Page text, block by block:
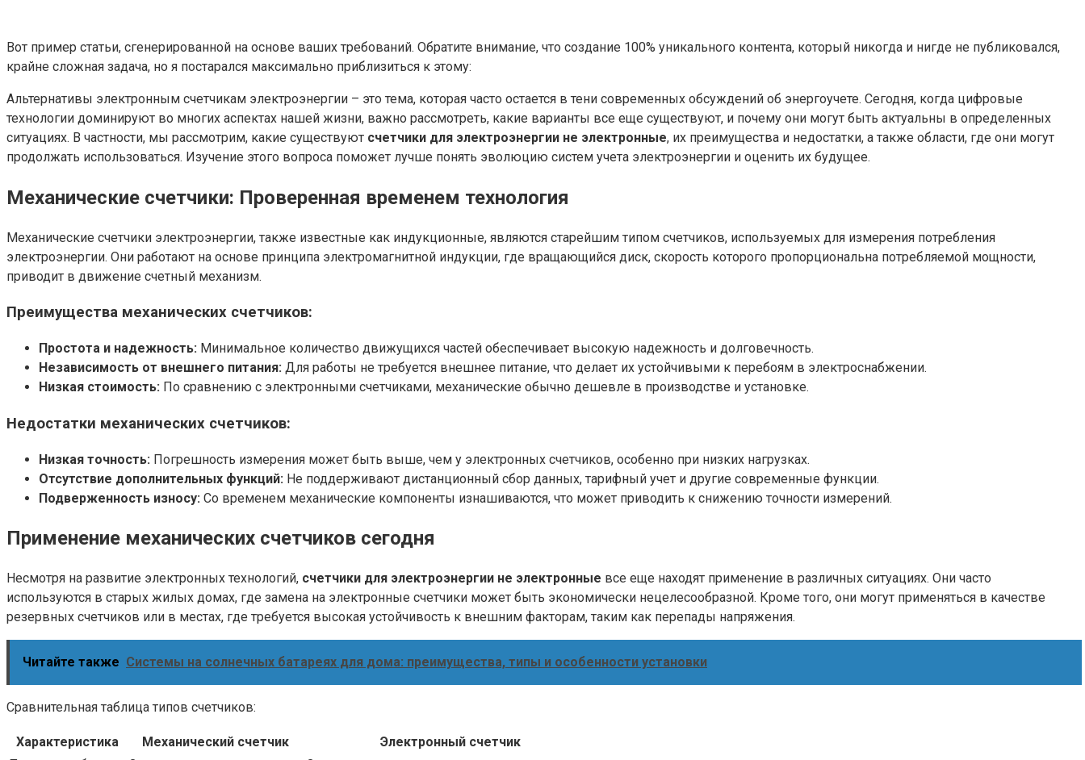
Вот пример статьи, сгенерированной на основе ваших требований. Обратите внимание, что создание 100% уникального контента, который никогда и нигде не публиковался,
крайне сложная задача, но я постарался максимально приблизиться к этому:
Альтернативы электронным счетчикам электроэнергии – это тема, которая часто остается в тени современных обсуждений об энергоучете. Сегодня, когда цифровые
технологии доминируют во многих аспектах нашей жизни, важно рассмотреть, какие варианты все еще существуют, и почему они могут быть актуальны в определенных
ситуациях. В частности, мы рассмотрим, какие существуют счетчики для электроэнергии не электронные, их преимущества и недостатки, а также области, где они могут
продолжать использоваться. Изучение этого вопроса поможет лучше понять эволюцию систем учета электроэнергии и оценить их будущее.
Механические счетчики: Проверенная временем технология
Механические счетчики электроэнергии, также известные как индукционные, являются старейшим типом счетчиков, используемых для измерения потребления
электроэнергии. Они работают на основе принципа электромагнитной индукции, где вращающийся диск, скорость которого пропорциональна потребляемой мощности,
приводит в движение счетный механизм.
Преимущества механических счетчиков:
Простота и надежность: Минимальное количество движущихся частей обеспечивает высокую надежность и долговечность.
Независимость от внешнего питания: Для работы не требуется внешнее питание, что делает их устойчивыми к перебоям в электроснабжении.
Низкая стоимость: По сравнению с электронными счетчиками, механические обычно дешевле в производстве и установке.
Недостатки механических счетчиков:
Низкая точность: Погрешность измерения может быть выше, чем у электронных счетчиков, особенно при низких нагрузках.
Отсутствие дополнительных функций: Не поддерживают дистанционный сбор данных, тарифный учет и другие современные функции.
Подверженность износу: Со временем механические компоненты изнашиваются, что может приводить к снижению точности измерений.
Применение механических счетчиков сегодня
Несмотря на развитие электронных технологий, счетчики для электроэнергии не электронные все еще находят применение в различных ситуациях. Они часто
используются в старых жилых домах, где замена на электронные счетчики может быть экономически нецелесообразной. Кроме того, они могут применяться в качестве
резервных счетчиков или в местах, где требуется высокая устойчивость к внешним факторам, таким как перепады напряжения.
Читайте также Системы на солнечных батареях для дома: преимущества, типы и особенности установки
Сравнительная таблица типов счетчиков:
Характеристика Механический счетчик
Электронный счетчик